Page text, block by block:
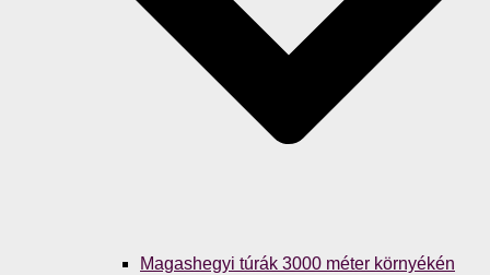
Magashegyi túrák 3000 méter környékén